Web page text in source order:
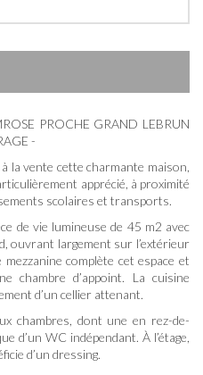
PROCHE GRAND LEBRUN
-
la vente cette charmante maison,
apprécié, à proximité
scolaires et transports.
de vie lumineuse de 45 m2 avec
ouvrant largement sur l’extérieur
complète cet espace et
chambre d’appoint. La cuisine
d’un cellier attenant.
chambres, dont une en rez-de-
d’un WC indépendant. À l’étage,
d’un dressing.